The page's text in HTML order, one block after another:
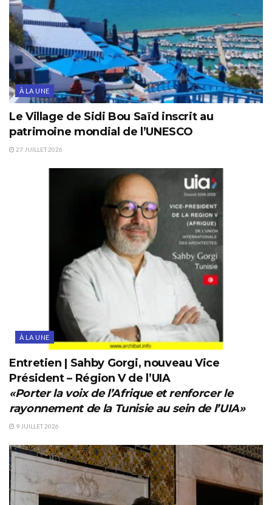
À LA UNE
Le Village de Sidi Bou Saïd inscrit au
patrimoine mondial de l’UNESCO
27 JUILLET 2026
À LA UNE
Entretien | Sahby Gorgi, nouveau Vice
Président – Région V de l’UIA
«Porter la voix de l’Afrique et renforcer le
rayonnement de la Tunisie au sein de l’UIA»
9 JUILLET 2026